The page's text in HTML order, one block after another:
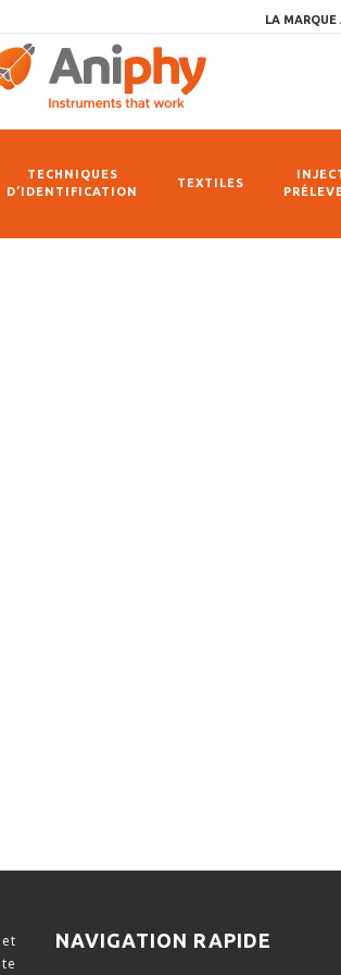
LA MARQUE
TECHNIQUES
D’IDENTIFICATION
TEXTILES
NAVIGATION RAPIDE